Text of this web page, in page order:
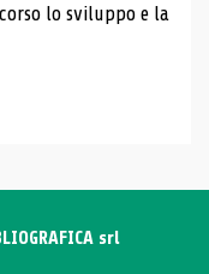
lo sviluppo e la
srl